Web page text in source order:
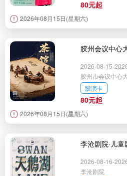
80元起
2026年08月15日(星期六)
胶州会议中心
2026-08-15-
胶州市会议中心
胶演卡
80元起
2026年08月15日(星期六)
李沧剧院·儿童
2026-08-16-
李沧剧院